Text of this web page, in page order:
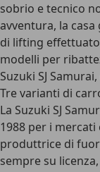
sobrio e tecnico
avventura, la
di lifting
modelli per
Suzuki SJ
Tre varianti di
La Suzuki SJ
1988 per i
produttrice di
sempre su